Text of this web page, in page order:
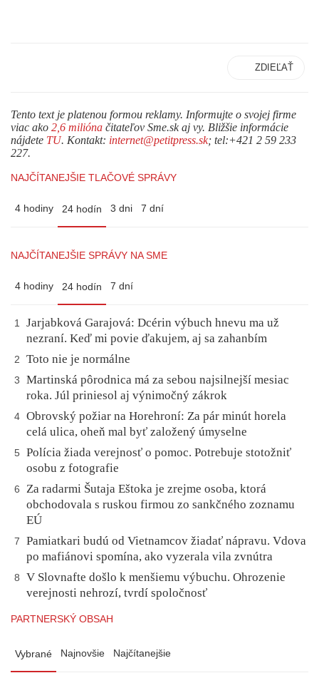
ZDIEĽAŤ
Tento text je platenou formou reklamy. Informujte o svojej firme
viac ako 2,6 milióna čitateľov Sme.sk aj vy. Bližšie informácie
nájdete TU. Kontakt: internet@petitpress.sk; tel:+421 2 59 233
227.
NAJČÍTANEJŠIE TLAČOVÉ SPRÁVY
4 hodiny 24 hodín 3 dni 7 dní
NAJČÍTANEJŠIE SPRÁVY NA SME
4 hodiny 24 hodín 7 dní
1
Jarjabková Garajová: Dcérin výbuch hnevu ma už
nezraní. Keď mi povie ďakujem, aj sa zahanbím
2 Toto nie je normálne
3
Martinská pôrodnica má za sebou najsilnejší mesiac
roka. Júl priniesol aj výnimočný zákrok
4 Obrovský požiar na Horehroní: Za pár minút horela
celá ulica, oheň mal byť založený úmyselne
5
Polícia žiada verejnosť o pomoc. Potrebuje stotožniť
osobu z fotografie
6
Za radarmi Šutaja Eštoka je zrejme osoba, ktorá
obchodovala s ruskou firmou zo sankčného zoznamu
EÚ
7
Pamiatkari budú od Vietnamcov žiadať nápravu. Vdova
po mafiánovi spomína, ako vyzerala vila zvnútra
8
V Slovnafte došlo k menšiemu výbuchu. Ohrozenie
verejnosti nehrozí, tvrdí spoločnosť
PARTNERSKÝ OBSAH
Vybrané Najnovšie Najčítanejšie